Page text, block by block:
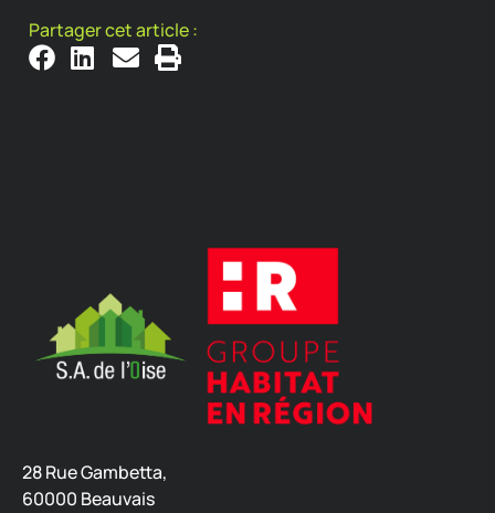
Partager cet article :
28 Rue Gambetta,
60000 Beauvais